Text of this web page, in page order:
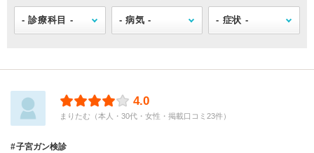
4.0
まりたむ（本人・30代・女性・掲載口コミ23件）
子宮ガン検診